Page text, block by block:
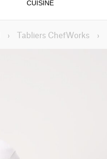
CUISINE
› Tabliers ChefWorks ›